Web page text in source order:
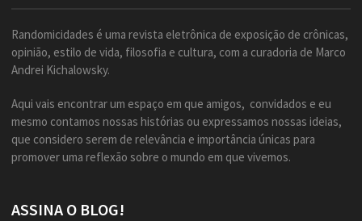
Randomicidades é uma revista eletrônica de exposição de crônicas,
opinião, estilo de vida, filosofia e cultura, com a curadoria de Marco
Andrei Kichalowsky.
Aqui vais encontrar um espaço em que amigos, convidados e eu
mesmo contamos nossas histórias ou expressamos nossas ideias,
que considero serem de relevância e importância únicas para
promover uma reflexão sobre o mundo em que vivemos.
ASSINA O BLOG!